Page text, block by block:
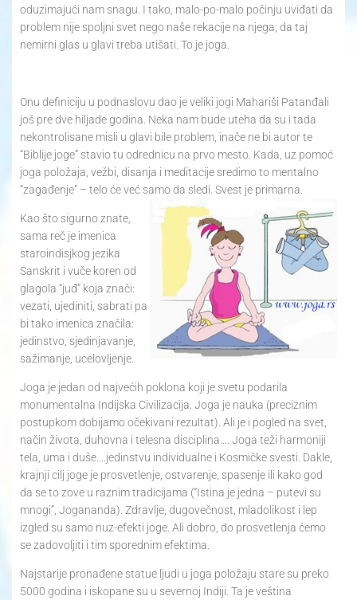
oduzimajući nam snagu. I tako, malo-po-malo počinju uviđati da
problem nije spoljni svet nego naše rekacije na njega; da taj
nemirni glas u glavi treba utišati. To je joga.
Onu definiciju u podnaslovu dao je veliki jogi Mahariši Patanđali
još pre dve hiljade godina. Neka nam bude uteha da su i tada
nekontrolisane misli u glavi bile problem, inače ne bi autor te
“Biblije joge” stavio tu odrednicu na prvo mesto. Kada, uz pomoć
joga položaja, vežbi, disanja i meditacije sredimo to mentalno
“zagađenje” – telo će već samo da sledi. Svest je primarna.
Kao što sigurno znate,
sama reč je imenica
staroindisjkog jezika
Sanskrit i vuče koren od
glagola “juđ” koja znači:
vezati, ujediniti, sabrati pa
bi tako imenica značila:
jedinstvo, sjedinjavanje,
sažimanje, ucelovljenje.
Joga je jedan od najvećih poklona koji je svetu podarila
monumentalna Indijska Civilizacija. Joga je nauka (preciznim
postupkom dobijamo očekivani rezultat). Ali je i pogled na svet,
način života, duhovna i telesna disciplina…. Joga teži harmoniji
tela, uma i duše….jedinstvu individualne i Kosmičke svesti. Dakle,
krajnji cilj joge je prosvetlenje, ostvarenje, spasenje ili kako god
da se to zove u raznim tradicijama (“Istina je jedna – putevi su
mnogi”, Jogananda). Zdravlje, dugovečnost, mladolikost i lep
izgled su samo nuz-efekti joge. Ali dobro, do prosvetlenja ćemo
se zadovoljiti i tim sporednim efektima.
Najstarije pronađene statue ljudi u joga položaju stare su preko
5000 godina i iskopane su u severnoj Indiji. Ta je veština